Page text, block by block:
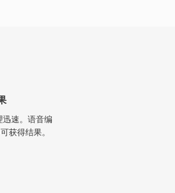
迅速。语音编
得结果。